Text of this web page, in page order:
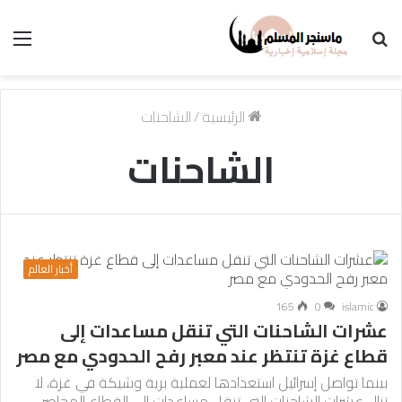
الرئيسية/الشاحنات
الشاحنات
أخبار العالم
islamic
0
165
عشرات الشاحنات التي تنقل مساعدات إلى
قطاع غزة تنتظر عند معبر رفح الحدودي مع مصر
بينما تواصل إسرائيل استعدادها لعملية برية وشيكة في غزة، لا